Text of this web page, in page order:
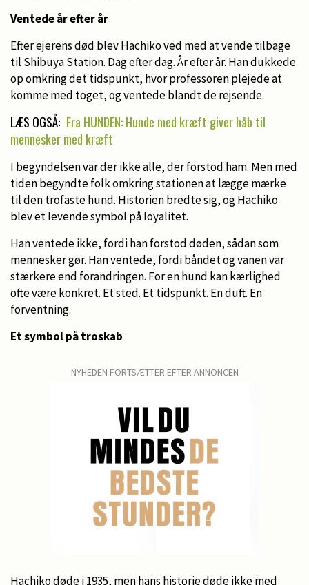
Ventede år efter år
Efter ejerens død blev Hachiko ved med at vende tilbage
til Shibuya Station. Dag efter dag. År efter år. Han dukkede
op omkring det tidspunkt, hvor professoren plejede at
komme med toget, og ventede blandt de rejsende.
LÆS OGSÅ: Fra HUNDEN: Hunde med kræft giver håb til
mennesker med kræft
I begyndelsen var der ikke alle, der forstod ham. Men med
tiden begyndte folk omkring stationen at lægge mærke
til den trofaste hund. Historien bredte sig, og Hachiko
blev et levende symbol på loyalitet.
Han ventede ikke, fordi han forstod døden, sådan som
mennesker gør. Han ventede, fordi båndet og vanen var
stærkere end forandringen. For en hund kan kærlighed
ofte være konkret. Et sted. Et tidspunkt. En duft. En
forventning.
Et symbol på troskab
NYHEDEN FORTSÆTTER EFTER ANNONCEN
Hachiko døde i 1935, men hans historie døde ikke med